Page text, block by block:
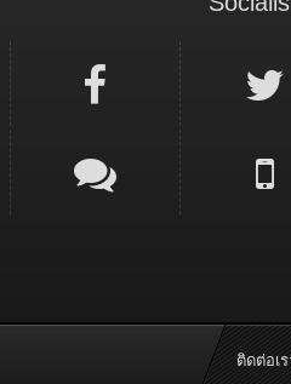
ติดต่อเ